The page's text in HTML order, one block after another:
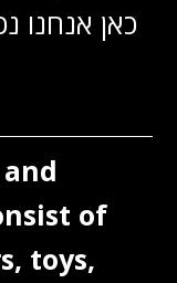
כאן אנחנו
of
toys,